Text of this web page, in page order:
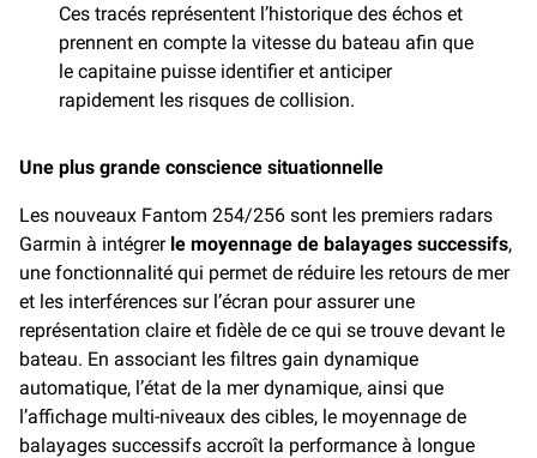
Ces tracés représentent l’historique des échos et
prennent en compte la vitesse du bateau afin que
le capitaine puisse identifier et anticiper
rapidement les risques de collision.
Une plus grande conscience situationnelle
Les nouveaux Fantom 254/256 sont les premiers radars
Garmin à intégrer le moyennage de balayages successifs,
une fonctionnalité qui permet de réduire les retours de mer
et les interférences sur l’écran pour assurer une
représentation claire et fidèle de ce qui se trouve devant le
bateau. En associant les filtres gain dynamique
automatique, l’état de la mer dynamique, ainsi que
l’affichage multi-niveaux des cibles, le moyennage de
balayages successifs accroît la performance à longue